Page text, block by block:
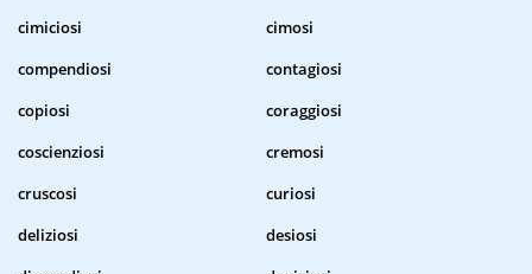
cimiciosi
cimosi
compendiosi
contagiosi
copiosi
coraggiosi
coscienziosi
cremosi
cruscosi
curiosi
deliziosi
desiosi